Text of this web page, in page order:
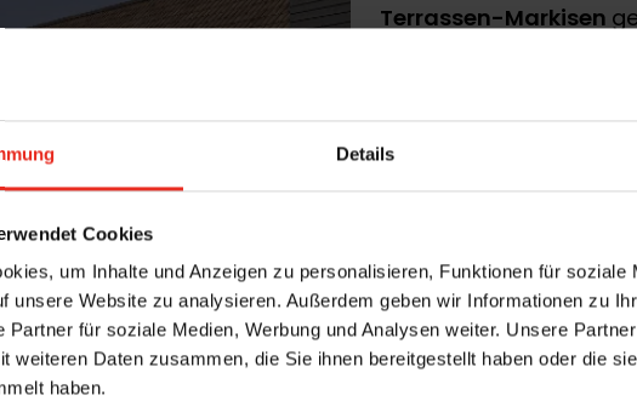
Details
Cookies
um Inhalte und Anzeigen zu personalisieren, Funktionen für soziale
unsere Website zu analysieren. Außerdem geben wir Informationen zu
Partner für soziale Medien, Werbung und Analysen weiter. Unsere
weiteren Daten zusammen, die Sie ihnen bereitgestellt haben oder die
haben.
Terrassen-Markisen
Durch die
Freigestell auch den
Renovierungen
Die große Auswahl an
Dessins sowie die
Farbwelt ermöglichen